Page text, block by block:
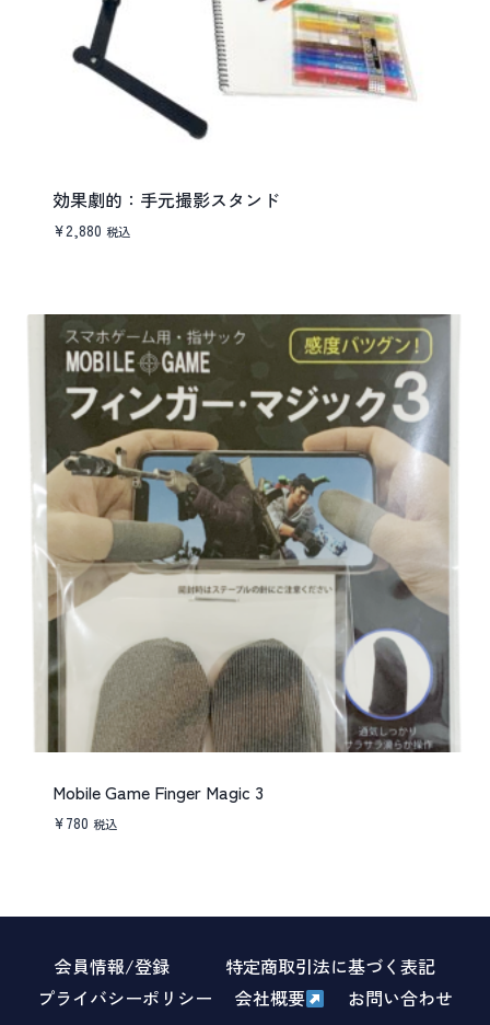
効果劇的：手元撮影スタンド
¥2,880 税込
Mobile Game Finger Magic 3
¥780 税込
会員情報/登録
特定商取引法に基づく表記
プライバシーポリシー
会社概要 お問い合わせ